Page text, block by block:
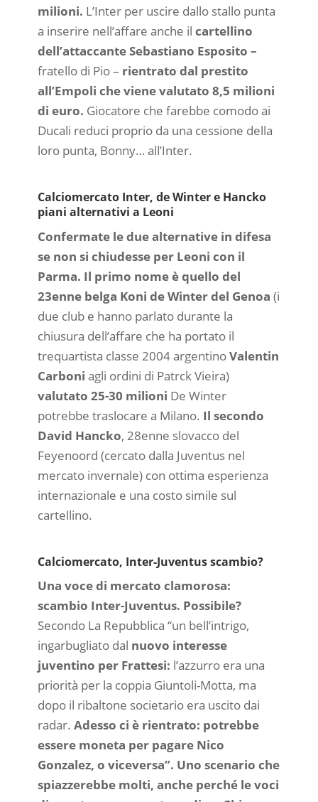
milioni. L’Inter per uscire dallo stallo punta
a inserire nell’affare anche il cartellino
dell’attaccante Sebastiano Esposito –
fratello di Pio – rientrato dal prestito
all’Empoli che viene valutato 8,5 milioni
di euro. Giocatore che farebbe comodo ai
Ducali reduci proprio da una cessione della
loro punta, Bonny… all’Inter.
Calciomercato Inter, de Winter e Hancko
piani alternativi a Leoni
Confermate le due alternative in difesa
se non si chiudesse per Leoni con il
Parma. Il primo nome è quello del
23enne belga Koni de Winter del Genoa (i
due club e hanno parlato durante la
chiusura dell’affare che ha portato il
trequartista classe 2004 argentinoValentin
Carboni agli ordini di Patrck Vieira)
valutato 25-30 milioni De Winter
potrebbe traslocare a Milano. Il secondo
David Hancko, 28enne slovacco del
Feyenoord (cercato dalla Juventus nel
mercato invernale) con ottima esperienza
internazionale e una costo simile sul
cartellino.
Calciomercato, Inter-Juventus scambio?
Una voce di mercato clamorosa:
scambio Inter-Juventus. Possibile?
Secondo La Repubblica “un bell’intrigo,
ingarbugliato dal nuovo interesse
juventino per Frattesi: l’azzurro era una
priorità per la coppia Giuntoli-Motta, ma
dopo il ribaltone societario era uscito dai
radar. Adesso ci è rientrato: potrebbe
essere moneta per pagare Nico
Gonzalez, o viceversa”. Uno scenario che
spiazzerebbe molti, anche perché le voci